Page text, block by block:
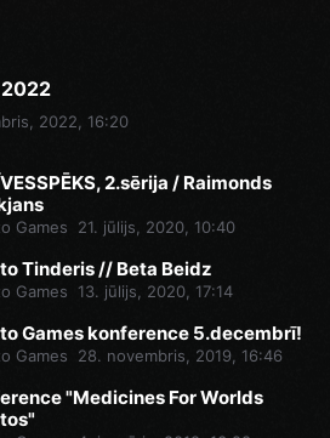
2022, 16:20
2.sērija / Raimonds
Games 21. jūlijs, 2020, 10:40
Tinderis // Beta Beidz
Games 13. jūlijs, 2020, 17:14
Games konference 5.decembrī!
Games 28. novembris, 2019, 16:46
"Medicines For Worlds